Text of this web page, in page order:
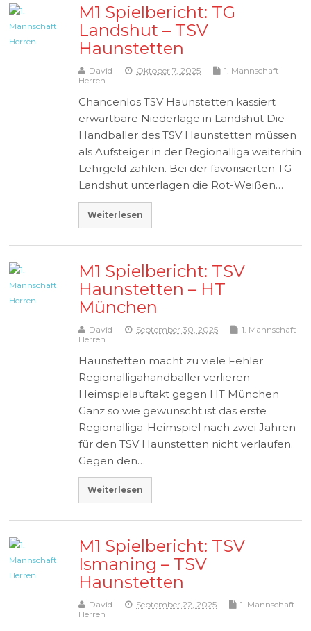
M1 Spielbericht: TG
Landshut – TSV
Haunstetten
David Oktober 7, 2025
1. Mannschaft
Herren
Chancenlos TSV Haunstetten kassiert
erwartbare Niederlage in Landshut Die
Handballer des TSV Haunstetten müssen
als Aufsteiger in der Regionalliga weiterhin
Lehrgeld zahlen. Bei der favorisierten TG
Landshut unterlagen die Rot-Weißen…
Weiterlesen
M1 Spielbericht: TSV
Haunstetten – HT
München
David September 30, 2025
1. Mannschaft
Herren
Haunstetten macht zu viele Fehler
Regionalligahandballer verlieren
Heimspielauftakt gegen HT München
Ganz so wie gewünscht ist das erste
Regionalliga-Heimspiel nach zwei Jahren
für den TSV Haunstetten nicht verlaufen.
Gegen den…
Weiterlesen
M1 Spielbericht: TSV
Ismaning – TSV
Haunstetten
David September 22, 2025
1. Mannschaft
Herren